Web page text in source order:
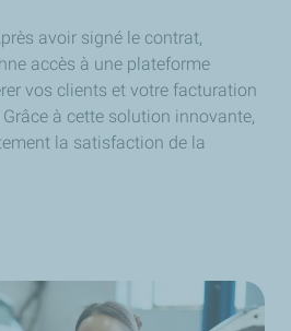
avoir signé le contrat,
accès à une plateforme
vos clients et votre facturation
à cette solution innovante,
la satisfaction de la